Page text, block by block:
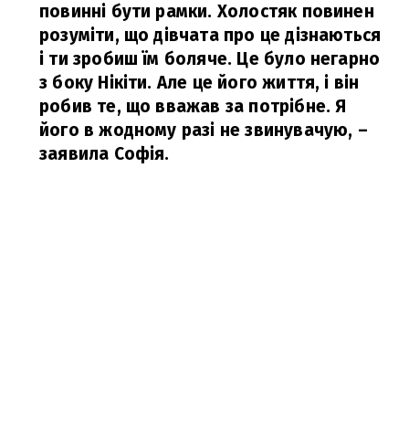
повинні бути рамки. Холостяк повинен
розуміти, що дівчата про це дізнаються
і ти зробиш їм боляче. Це було негарно
з боку Нікіти. Але це його життя, і він
робив те, що вважав за потрібне. Я
його в жодному разі не звинувачую, –
заявила Софія.